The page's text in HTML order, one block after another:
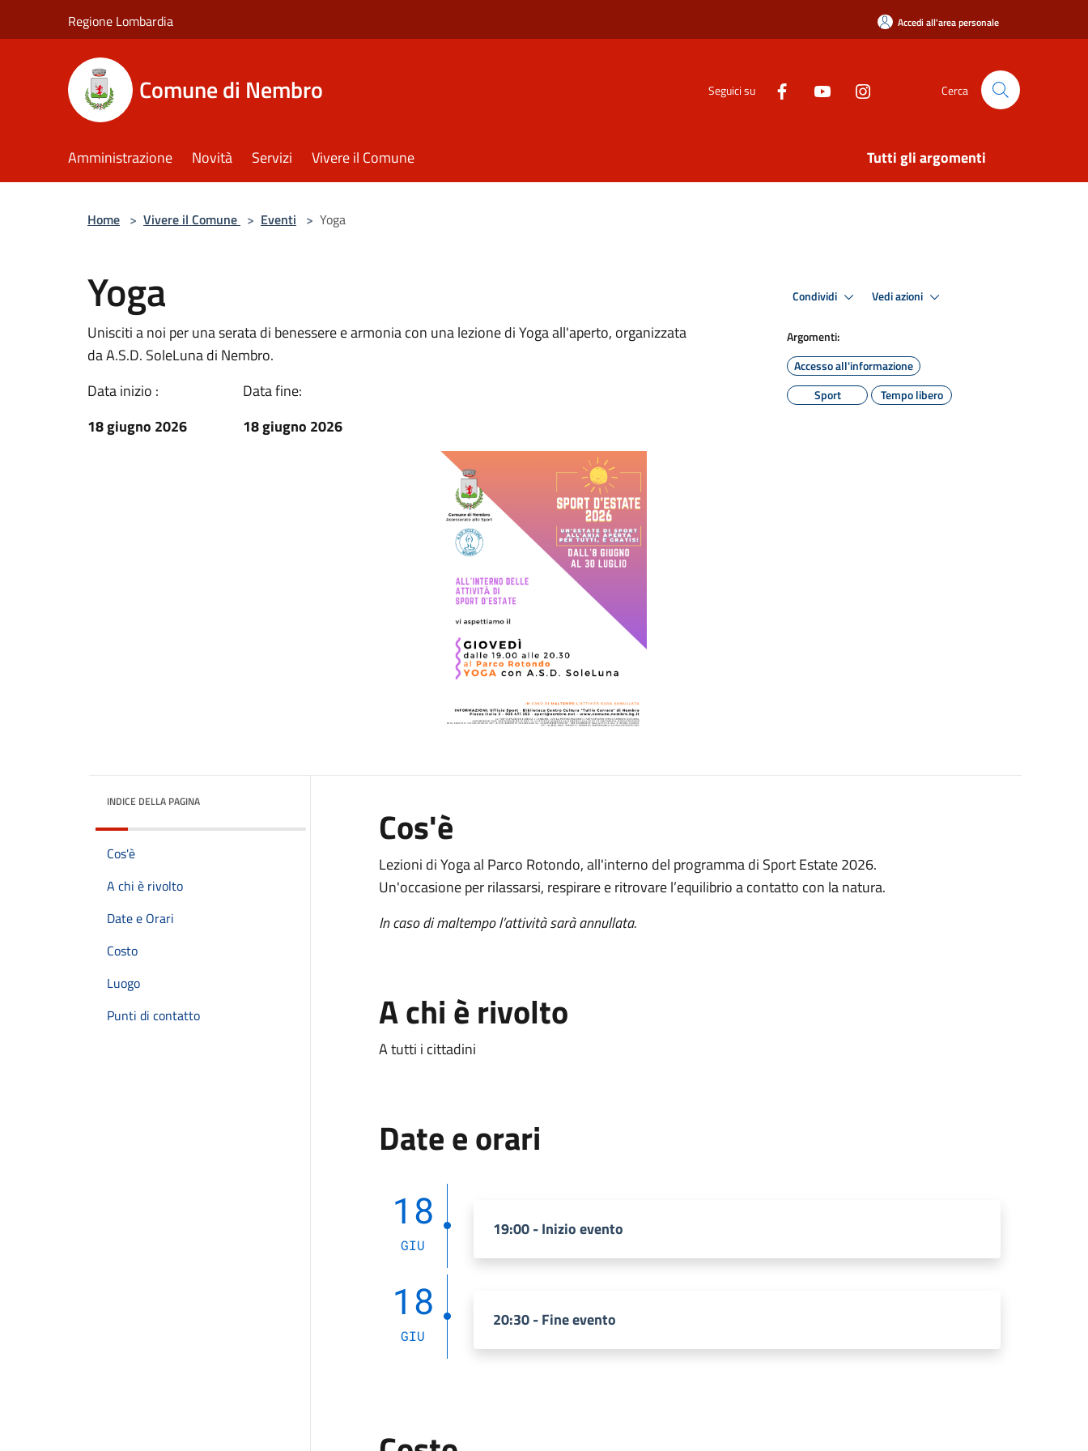
Regione Lombardia Accedi all'area personale
Comune di Nembro Seguici su Cerca
Amministrazione Novità Servizi Vivere il Comune Tutti gli argomenti
Home > Vivere il Comune > Eventi > Yoga
Yoga
Unisciti a noi per una serata di benessere e armonia con una lezione di Yoga all'aperto, organizzata
da A.S.D. SoleLuna di Nembro.
Data inizio :
18 giugno 2026
Data fine:
18 giugno 2026
Condividi Vedi azioni
Argomenti:
Accesso all'informazione
Sport
Tempo libero
INDICE DELLA PAGINA
Cos'è
A chi è rivolto
Date e Orari
Costo
Luogo
Punti di contatto
Cos'è
Lezioni di Yoga al Parco Rotondo, all'interno del programma di Sport Estate 2026.
Un'occasione per rilassarsi, respirare e ritrovare l’equilibrio a contatto con la natura.
In caso di maltempo l’attività sarà annullata.
A chi è rivolto
A tutti i cittadini
Date e orari
18
GIU
19:00 - Inizio evento
18
GIU
20:30 - Fine evento